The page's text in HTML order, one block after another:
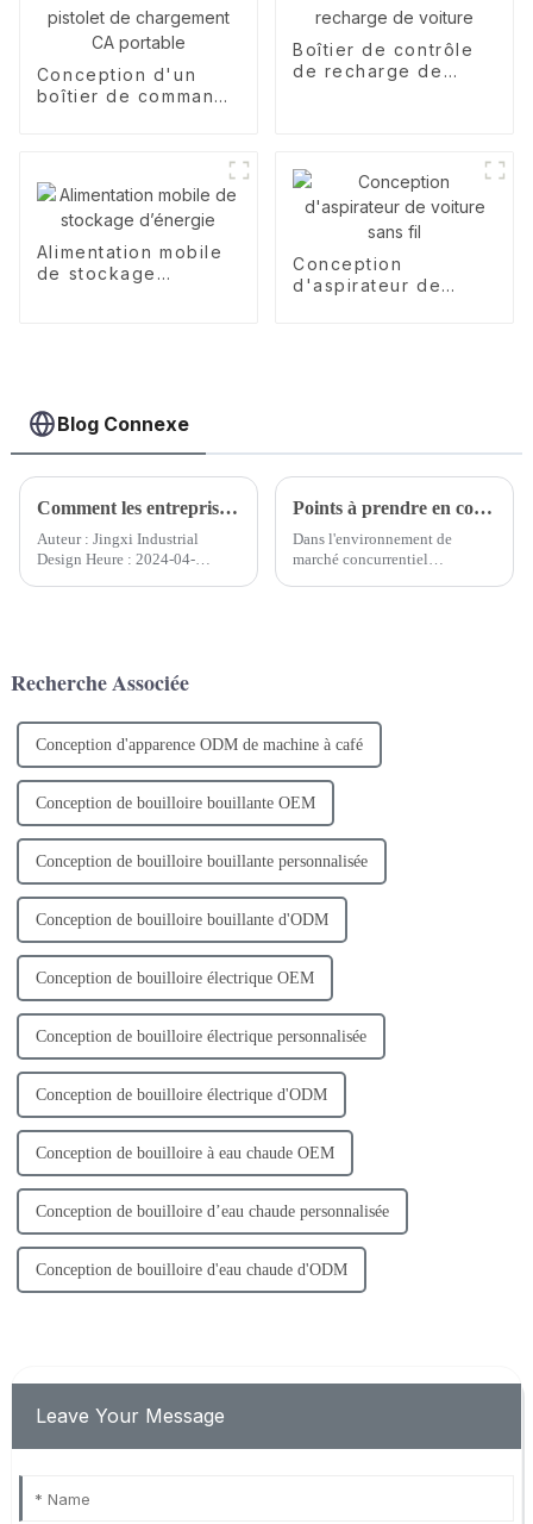
Conception d'un
boîtier de commande
Boîtier de contrôle
de recharge de
Alimentation mobile
de stockage
Conception
d'aspirateur de
Blog Connexe
Comment les entreprises de design industriel planifient-elles le travail de conception de produits ?
Auteur : Jingxi Industrial
Design Heure : 2024-04-
complète et minutieuse ne peut
Points à prendre en compte lors du choix d'une entreprise de design industriel de produits
Dans l'environnement de
marché concurrentiel
aider...
Recherche Associée
Conception d'apparence ODM de machine à café
Conception de bouilloire bouillante OEM
Conception de bouilloire bouillante personnalisée
Conception de bouilloire bouillante d'ODM
Conception de bouilloire électrique OEM
Conception de bouilloire électrique personnalisée
Conception de bouilloire électrique d'ODM
Conception de bouilloire à eau chaude OEM
Conception de bouilloire d’eau chaude personnalisée
Conception de bouilloire d'eau chaude d'ODM
Leave Your Message